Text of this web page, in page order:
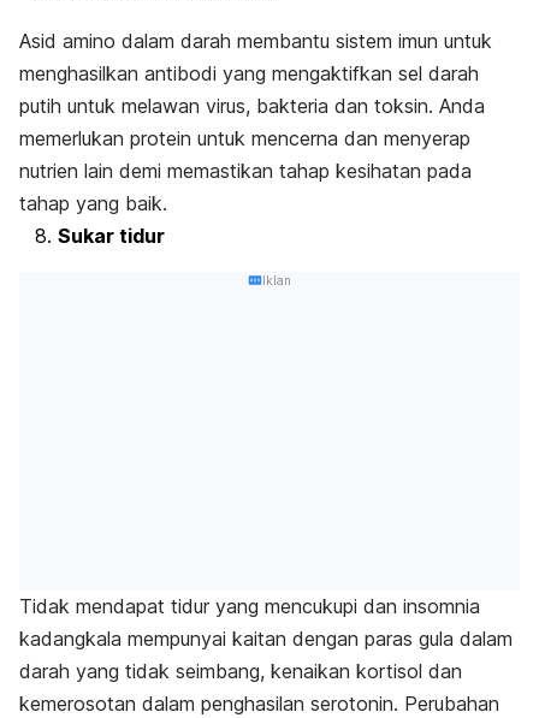
Asid amino dalam darah membantu sistem imun untuk
menghasilkan antibodi yang mengaktifkan sel darah
putih untuk melawan virus, bakteria dan toksin. Anda
memerlukan protein untuk mencerna dan menyerap
nutrien lain demi memastikan tahap kesihatan pada
tahap yang baik.
Sukar tidur
Iklan
Tidak mendapat tidur yang mencukupi dan insomnia
kadangkala mempunyai kaitan dengan paras gula dalam
darah yang tidak seimbang, kenaikan kortisol dan
kemerosotan dalam penghasilan serotonin. Perubahan